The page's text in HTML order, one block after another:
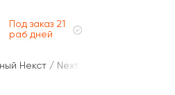
Под заказ 21
раб дней
Некст / Next